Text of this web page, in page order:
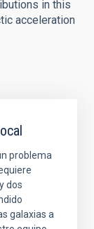
in this
acceleration
problema
dos
galaxias a